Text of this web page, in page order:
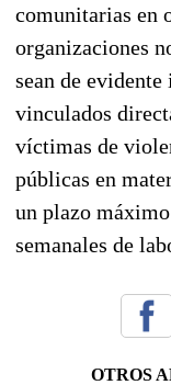
comunitarias en
organizaciones
sean de
vinculados
víctimas de
públicas en
un plazo
semanales de
OTROS